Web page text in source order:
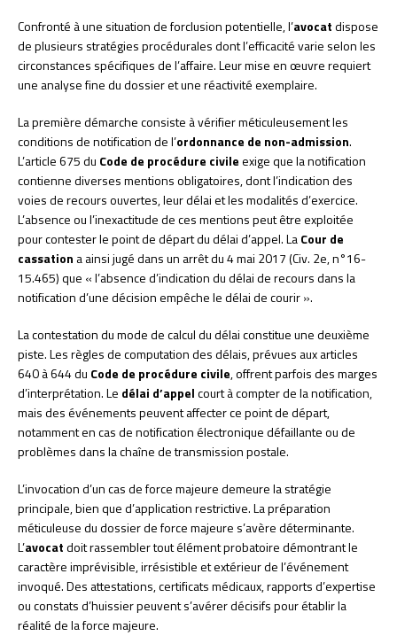
Confronté à une situation de forclusion potentielle, l’avocatdispose
de plusieurs stratégies procédurales dont l’efficacité varie selon les
circonstances spécifiques de l’affaire. Leur mise en œuvre requiert
une analyse fine du dossier et une réactivité exemplaire.
La première démarche consiste à vérifier méticuleusement les
conditions de notification de l’ordonnance de non-admission.
L’article 675 du Code de procédure civileexige que la notification
contienne diverses mentions obligatoires, dont l’indication des
voies de recours ouvertes, leur délai et les modalités d’exercice.
L’absence ou l’inexactitude de ces mentions peut être exploitée
pour contester le point de départ du délai d’appel. LaCour de
cassation a ainsi jugé dans un arrêt du 4 mai 2017 (Civ. 2e, n°16-
15.465) que « l’absence d’indication du délai de recours dans la
notification d’une décision empêche le délai de courir ».
La contestation du mode de calcul du délai constitue une deuxième
piste. Les règles de computation des délais, prévues aux articles
640 à 644 du Code de procédure civile, offrent parfois des marges
d’interprétation. Le délai d’appelcourt à compter de la notification,
mais des événements peuvent affecter ce point de départ,
notamment en cas de notification électronique défaillante ou de
problèmes dans la chaîne de transmission postale.
L’invocation d’un cas de force majeure demeure la stratégie
principale, bien que d’application restrictive. La préparation
méticuleuse du dossier de force majeure s’avère déterminante.
L’avocatdoit rassembler tout élément probatoire démontrant le
caractère imprévisible, irrésistible et extérieur de l’événement
invoqué. Des attestations, certificats médicaux, rapports d’expertise
ou constats d’huissier peuvent s’avérer décisifs pour établir la
réalité de la force majeure.